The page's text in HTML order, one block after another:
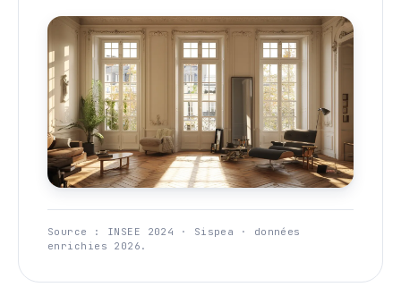
Source : INSEE 2024 · Sispea · données
enrichies 2026.